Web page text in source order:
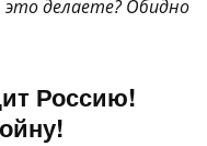
это делаете? Обидно
Россию!